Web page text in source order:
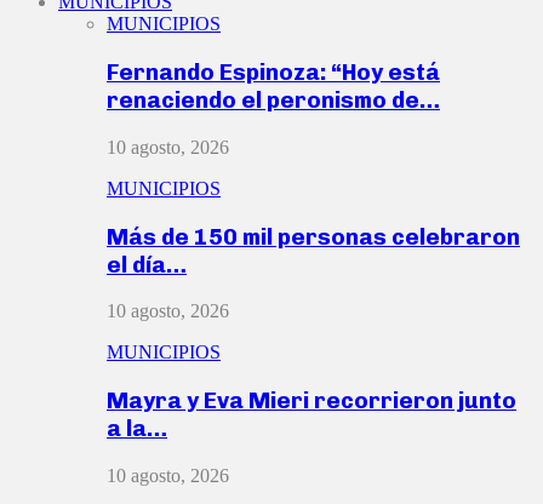
MUNICIPIOS
Fernando Espinoza: “Hoy está
renaciendo el peronismo de…
10 agosto, 2026
MUNICIPIOS
Más de 150 mil personas celebraron
el día…
10 agosto, 2026
MUNICIPIOS
Mayra y Eva Mieri recorrieron junto
a la…
10 agosto, 2026